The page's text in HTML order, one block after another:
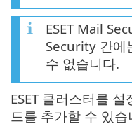
ESET Mail
Security 간에
수 없습니다.
ESET 클러스터를
드를 추가할 수 있습